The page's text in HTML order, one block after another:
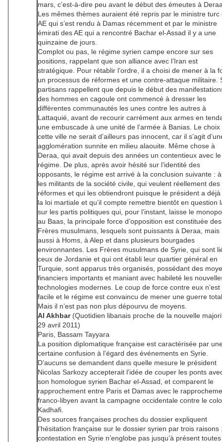
mars, c’est-à-dire peu avant le début des émeutes à
Les mêmes thèmes auraient été repris par le ministre turc
AE qui s’est rendu à Damas récemment et par le ministre
émirati des AE qui a rencontré Bachar el-Assad il y a une
quinzaine de jours.
Complot ou pas, le régime syrien campe encore sur ses
positions, rappelant que son alliance avec l’Iran est
stratégique. Pour rétablir l’ordre, il a choisi de mener à la
un processus de réformes et une contre-attaque militaire.
partisans rappellent que depuis le début des
des hommes en cagoule ont commencé à dresser les
différentes communautés les unes contre les autres à
Lattaquié, avant de recourir carrément aux armes en
une embuscade à une unité de l’armée à Banias. Le choix
cette ville ne serait d’ailleurs pas innocent, car il s’agit
agglomération sunnite en milieu alaouite. Même chose à
Deraa, qui avait depuis des années un contentieux avec le
régime. De plus, après avoir hésité sur l’identité des
opposants, le régime est arrivé à la conclusion suivante :
les militants de la société civile, qui veulent réellement des
réformes et qui les obtiendront puisque le président a déjà
la loi martiale et qu’il compte remettre bientôt en question
sur les partis politiques qui, pour l’instant, laisse le
au Baas, la principale force d’opposition est constituée des
Frères musulmans, lesquels sont puissants à Deraa, mais
aussi à Homs, à Alep et dans plusieurs bourgades
environnantes. Les Frères musulmans de Syrie, qui sont
ceux de Jordanie et qui ont établi leur quartier général en
Turquie, sont apparus très organisés, possédant des
financiers importants et maniant avec habileté les
technologies modernes. Le coup de force contre eux n’est
facile et le régime est convaincu de mener une guerre
Mais il n’est pas non plus dépourvu de moyens.
Al Akhbar(Quotidien libanais proche de la nouvelle
29 avril 2011)
Paris, Bassam Tayyara
La position diplomatique française est caractérisée par
certaine confusion à l’égard des événements en Syrie.
D’aucuns se demandent dans quelle mesure le président
Nicolas Sarkozy accepterait l’idée de couper les ponts
son homologue syrien Bachar el-Assad, et comparent le
rapprochement entre Paris et Damas avec le
franco-libyen avant la campagne occidentale contre le
Kadhafi.
Des sources françaises proches du dossier expliquent
l’hésitation française sur le dossier syrien par trois raisons
contestation en Syrie n’englobe pas jusqu’à présent